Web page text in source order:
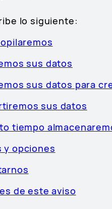
lo siguiente:
sus datos
sus datos para
sus datos
tiempo
y opciones
de este aviso